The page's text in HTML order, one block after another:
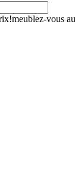
meublez-vous